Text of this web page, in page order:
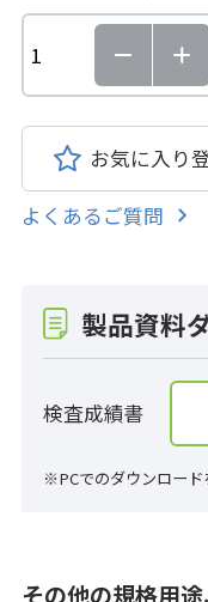
お気に入り
よくあるご質問
製品資料
検査成績書
※PCでのダウンロード
その他の規格用